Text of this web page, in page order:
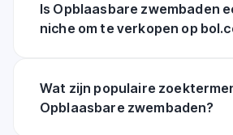
Is Opblaasbare zwembaden
niche om te verkopen op
Wat zijn populaire
Opblaasbare zwembaden?